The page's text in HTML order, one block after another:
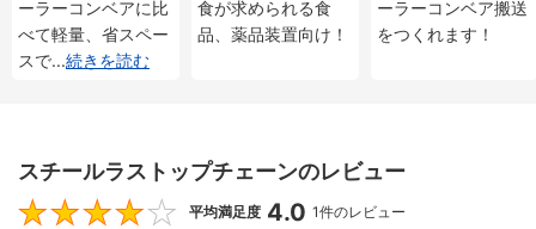
ーラーコンベアに比
べて軽量、省スペー
スで...続きを読む
食が求められる食
品、薬品装置向け！
ーラーコンベア搬送
をつくれます！
スチールラストップチェーンのレビュー
4
平均満足度 4.0 1件のレビュー